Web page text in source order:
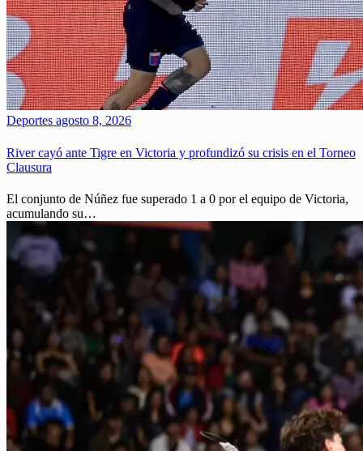
Deportes agosto 8, 2026
River cayó ante Tigre en Victoria y profundizó su crisis en el Torneo
Clausura
El conjunto de Núñez fue superado 1 a 0 por el equipo de Victoria,
acumulando su…